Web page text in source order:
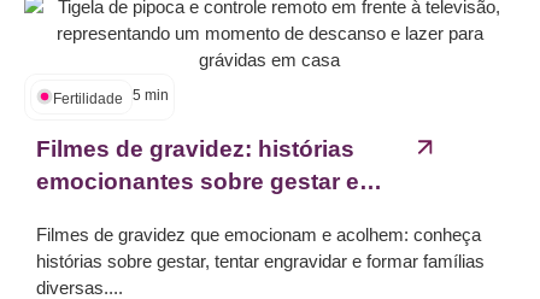
Fertilidade 5 min
Filmes de gravidez: histórias
emocionantes sobre gestar e
Filmes de gravidez que emocionam e acolhem: conheça
histórias sobre gestar, tentar engravidar e formar famílias
diversas....